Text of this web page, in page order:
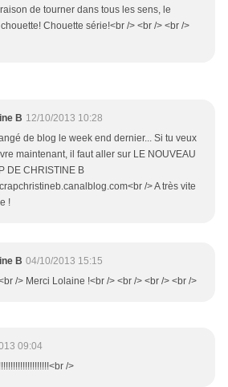
de tourner dans tous les sens, le
Chouette série!<br /> <br /> <br />
B 12/10/2013 10:28
de blog le week end dernier... Si tu veux
maintenant, il faut aller sur LE NOUVEAU
DE CHRISTINE B
/> A très vite
!
B 04/10/2013 15:15
/> Merci Lolaine !<br /> <br /> <br /> <br />
09:04
/>